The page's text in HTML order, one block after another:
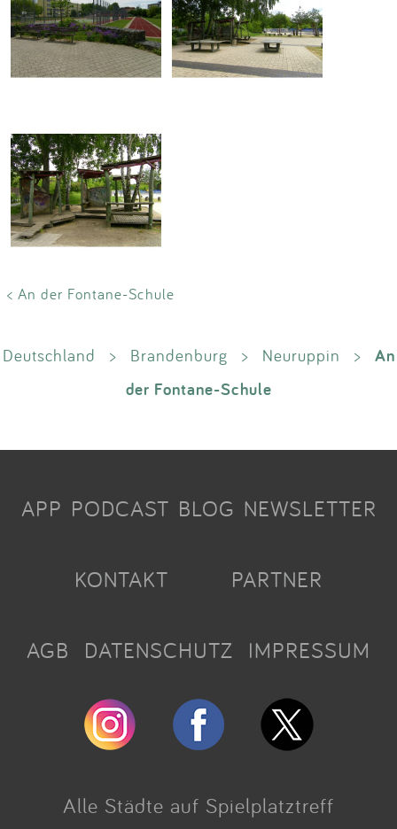
< An der Fontane-Schule
Deutschland > Brandenburg > Neuruppin >
An
der Fontane-Schule
APP PODCAST BLOG NEWSLETTER
KONTAKT PARTNER
AGB DATENSCHUTZ IMPRESSUM
Alle Städte auf Spielplatztreff